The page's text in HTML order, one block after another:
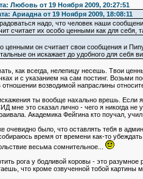
Любовь от 19 Ноября 2009, 20:27:51
Ариадна от 19 Ноября 2009, 18:08:11
надо, что человек наши
считает их особо ценными как для себя,
ценными он считает свои сообщения и
он искажает до удобного для себя
как всегда, нелепицу несешь. Твои
и с указанием на сам постинг. Возьми
отношении возводимой напраслины
ты вообще нахально врешь. Если
мне это сказал лично - чего я никогда
Академика Фейгина кто поучал,
очевидно было, что оставлять тебя в
время от времени как-то
весьма сомнительное...
рога у бодливой коровы - это
что кроме озвученной тобой картины